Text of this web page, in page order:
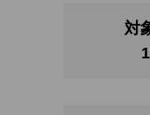
対